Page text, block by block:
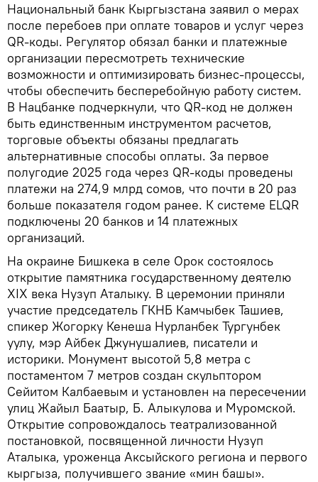
Национальный банк Кыргызстана заявил о мерах
после перебоев при оплате товаров и услуг через
QR-коды. Регулятор обязал банки и платежные
организации пересмотреть технические
возможности и оптимизировать бизнес-процессы,
чтобы обеспечить бесперебойную работу систем.
В Нацбанке подчеркнули, что QR-код не должен
быть единственным инструментом расчетов,
торговые объекты обязаны предлагать
альтернативные способы оплаты. За первое
полугодие 2025 года через QR-коды проведены
платежи на 274,9 млрд сомов, что почти в 20 раз
больше показателя годом ранее. К системе ELQR
подключены 20 банков и 14 платежных
организаций.
На окраине Бишкека в селе Орок состоялось
открытие памятника государственному деятелю
XIX века Нузуп Аталыку. В церемонии приняли
участие председатель ГКНБ Камчыбек Ташиев,
спикер Жогорку Кенеша Нурланбек Тургунбек
уулу, мэр Айбек Джунушалиев, писатели и
историки. Монумент высотой 5,8 метра с
постаментом 7 метров создан скульптором
Сейитом Калбаевым и установлен на пересечении
улиц Жайыл Баатыр, Б. Алыкулова и Муромской.
Открытие сопровождалось театрализованной
постановкой, посвященной личности Нузуп
Аталыка, уроженца Аксыйского региона и первого
кыргыза, получившего звание «мин башы».